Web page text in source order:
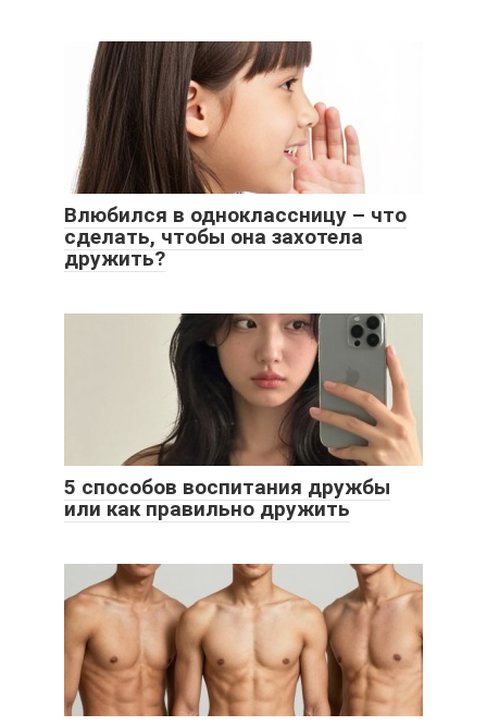
Влюбился в одноклассницу – что
сделать, чтобы она захотела
дружить?
5 способов воспитания дружбы
или как правильно дружить